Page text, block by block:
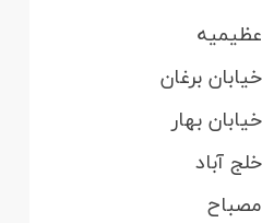
برغان
بهار
آباد